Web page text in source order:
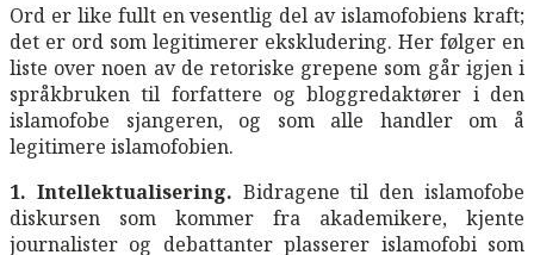
Ord er like fullt en vesentlig del av islamofobiens kraft;
det er ord som legitimerer ekskludering. Her følger en
liste over noen av de retoriske grepene som går igjen i
språkbruken til forfattere og bloggredaktører i den
islamofobe sjangeren, og som alle handler om å
legitimere islamofobien.
1. Intellektualisering. Bidragene til den islamofobe
diskursen som kommer fra akademikere, kjente
journalister og debattanter plasserer islamofobi som